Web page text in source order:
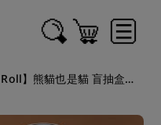
【Panda Roll】熊貓也是貓 盲抽盒玩 (一中盒8入)